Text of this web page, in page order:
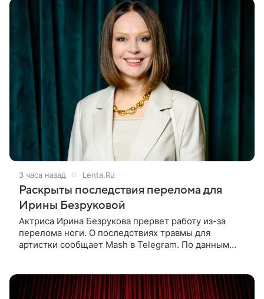
3 часа назад Lenta.Ru
Раскрыты последствия перелома для
Ирины Безруковой
Актриса Ирина Безрукова прервет работу из-за
перелома ноги. О последствиях травмы для
артистки сообщает Mash в Telegram. По данным